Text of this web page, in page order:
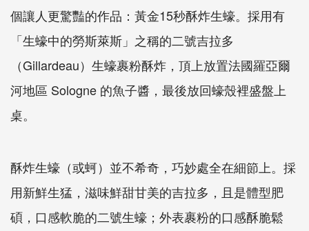
個讓人更驚豔的作品：黃金15秒酥炸生蠔。採用有
「生蠔中的勞斯萊斯」之稱的二號吉拉多
（Gillardeau）生蠔裹粉酥炸，頂上放置法國羅亞爾
河地區 Sologne 的魚子醬，最後放回蠔殼裡盛盤上
桌。
酥炸生蠔（或蚵）並不希奇，巧妙處全在細節上。採
用新鮮生猛，滋味鮮甜甘美的吉拉多，且是體型肥
碩，口感軟脆的二號生蠔；外表裹粉的口感酥脆鬆